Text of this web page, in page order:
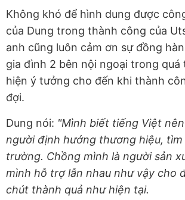
Không khó để hình dung được
của Dung trong thành công của
anh cũng luôn cảm ơn sự đồng
gia đình 2 bên nội ngoại trong
hiện ý tưởng cho đến khi thành
đợi.
Dung nói: "Mình biết tiếng Việt
người định hướng thương hiệu,
trường. Chồng mình là người sản
mình hỗ trợ lẫn nhau như vậy cho
chút thành quả như hiện tại.